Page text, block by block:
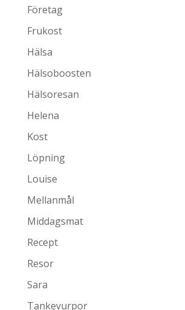
Företag
Frukost
Hälsa
Hälsoboosten
Hälsoresan
Helena
Kost
Löpning
Louise
Mellanmål
Middagsmat
Recept
Resor
Sara
Tankevurpor